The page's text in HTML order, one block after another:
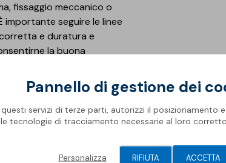
fissaggio meccanico o
seguire le linee
e duratura e
la buona
Il controllo e la
l'efficienza e la
deterioramento
Pannello di gestione dei
servizi di terze parti, autorizzi il posizionamento
tecnologie di tracciamento necessarie al loro
RIFIUTA
Personalizza ACCETTA